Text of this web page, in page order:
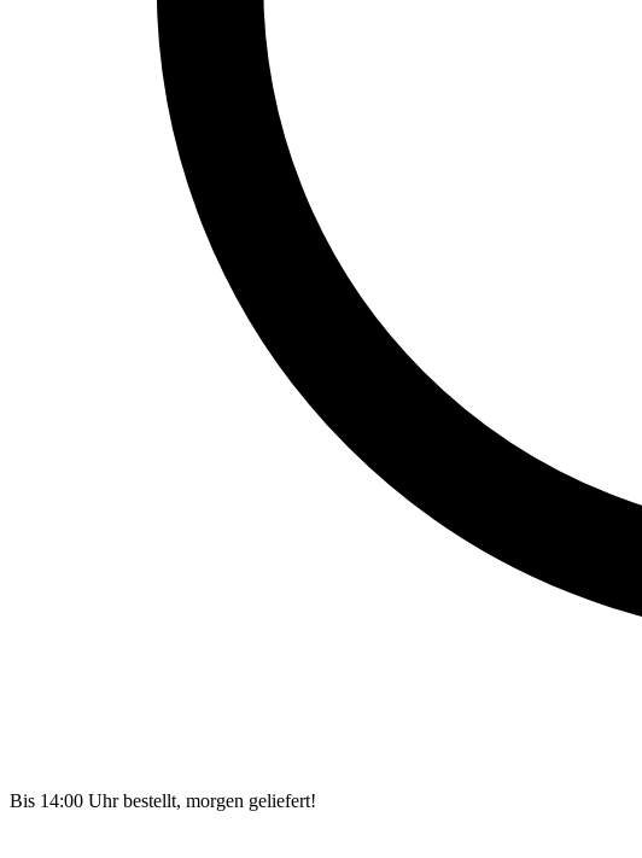
Bis 14:00 Uhr bestellt, morgen geliefert!